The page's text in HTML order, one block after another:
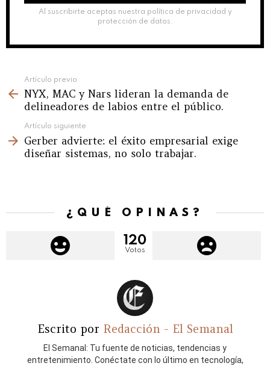
Al suscribirte aceptas nuestra política de privacidad y
protección de datos.
more
Artículo previo
NYX, MAC y Nars lideran la demanda de
delineadores de labios entre el público.
Artículo siguiente
Gerber advierte: el éxito empresarial exige
diseñar sistemas, no solo trabajar.
¿QUÉ OPINAS?
120
Votos
Escrito por Redacción - El Semanal
El Semanal: Tu fuente de noticias, tendencias y
entretenimiento. Conéctate con lo último en tecnología,